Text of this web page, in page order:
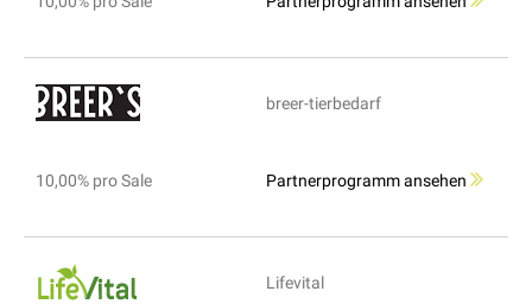
breer-tierbedarf
10,00% pro Sale Partnerprogramm ansehen
Lifevital